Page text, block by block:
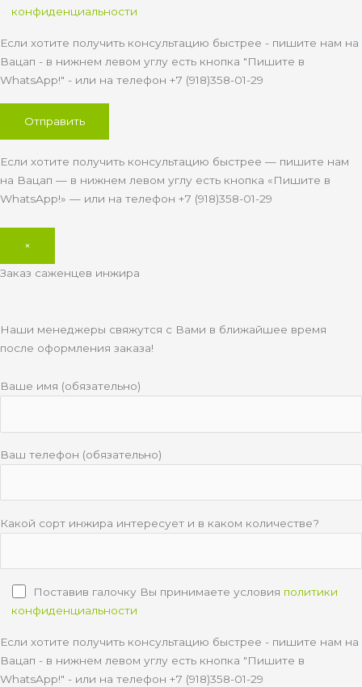
конфиденциальности
Если хотите получить консультацию быстрее - пишите нам на
Вацап - в нижнем левом углу есть кнопка "Пишите в
WhatsApp!" - или на телефон +7 (918)358-01-29
Если хотите получить консультацию быстрее — пишите нам
на Вацап — в нижнем левом углу есть кнопка «Пишите в
WhatsApp!» — или на телефон +7 (918)358-01-29
×
Заказ саженцев инжира
Наши менеджеры свяжутся с Вами в ближайшее время
после оформления заказа!
Ваше имя (обязательно)
Ваш телефон (обязательно)
Какой сорт инжира интересует и в каком количестве?
Поставив галочку Вы принимаете условия политики
конфиденциальности
Если хотите получить консультацию быстрее - пишите нам на
Вацап - в нижнем левом углу есть кнопка "Пишите в
WhatsApp!" - или на телефон +7 (918)358-01-29